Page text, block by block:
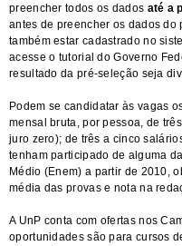
preencher todos os dados até a
antes de preencher os dados
também estar cadastrado no
acesse o tutorial do Governo
resultado da pré-seleção seja
Podem se candidatar às vagas
mensal bruta, por pessoa, de
juro zero); de três a cinco
tenham participado de alguma
Médio (Enem) a partir de 2010,
média das provas e nota na
A UnP conta com ofertas nos
oportunidades são para cursos